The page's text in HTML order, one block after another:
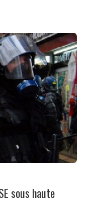
sous haute